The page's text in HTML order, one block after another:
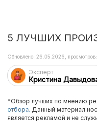
5 ЛУЧШИХ
Эксперт
Кристина
Обновлено: 26.05.2026, просмотров:
*Обзор лучших по мнению
отбора. Данный материал
является рекламой и не